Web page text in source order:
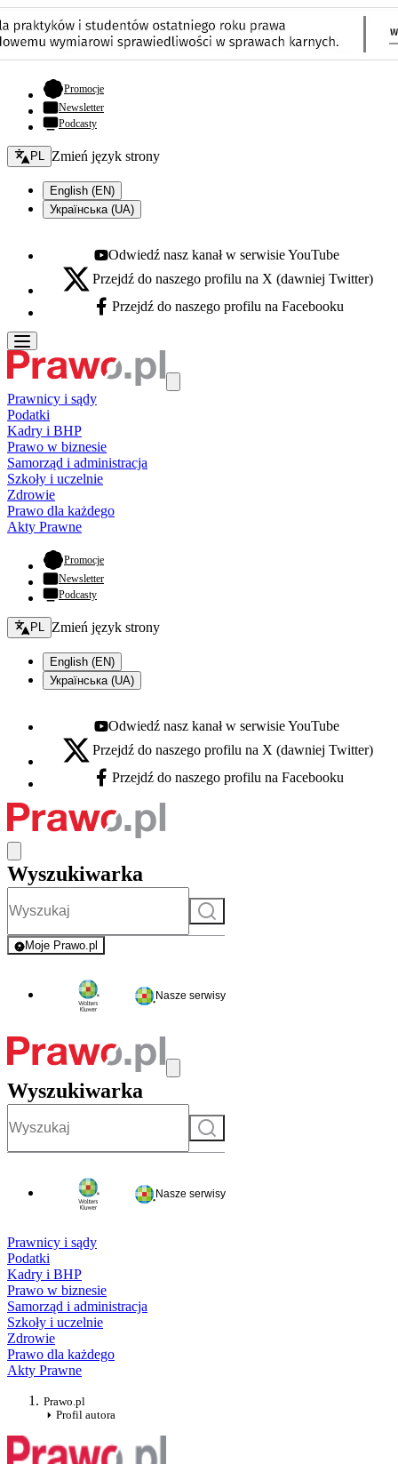
Promocje- otwiera się w nowej karcie
Newsletter
Podcasty
Zmień język - bieżący:
PL Zmień język strony
English (EN)
Українська (UA)
Youtube - otwiera się w nowej karcie
Odwiedź nasz kanał w serwisie YouTube
X - otwiera się w nowej karcie
Przejdź do naszego profilu na X (dawniej Twitter)
Facebook - otwiera się w nowej karcie
Przejdź do naszego profilu na Facebooku
Prawnicy i sądy
Podatki
Kadry i BHP
Prawo w biznesie
Samorząd i administracja
Szkoły i uczelnie
Zdrowie
Prawo dla każdego
Akty Prawne
Promocje- otwiera się w nowej karcie
Newsletter
Podcasty
Zmień język - bieżący:
PL Zmień język strony
English (EN)
Українська (UA)
Youtube - otwiera się w nowej karcie
Odwiedź nasz kanał w serwisie YouTube
X - otwiera się w nowej karcie
Przejdź do naszego profilu na X (dawniej Twitter)
Facebook - otwiera się w nowej karcie
Przejdź do naszego profilu na Facebooku
Wyszukiwarka
Szukaj
Moje Prawo.pl
- rejestracja i logowanie do serwisu
Nasze serwisy
Wyszukiwarka
Szukaj
Nasze serwisy
Prawnicy i sądy
Podatki
Kadry i BHP
Prawo w biznesie
Samorząd i administracja
Szkoły i uczelnie
Zdrowie
Prawo dla każdego
Akty Prawne
Prawo.pl
Profil autora